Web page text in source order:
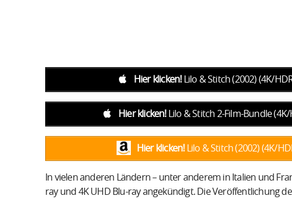
Hier klicken!Lilo & Stitch (2002) (4K/
Hier klicken!Lilo & Stitch 2-Film-Bundle
Hier klicken!Lilo & Stitch (2002) (4K/
In vielen anderen Ländern – unter anderem in Italien und
ray und 4K UHD Blu-ray angekündigt. Die Veröffentlichung